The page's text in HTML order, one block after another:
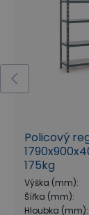
Policový
175kg
Výška (mm):
Šířka (mm):
Hloubka (mm):